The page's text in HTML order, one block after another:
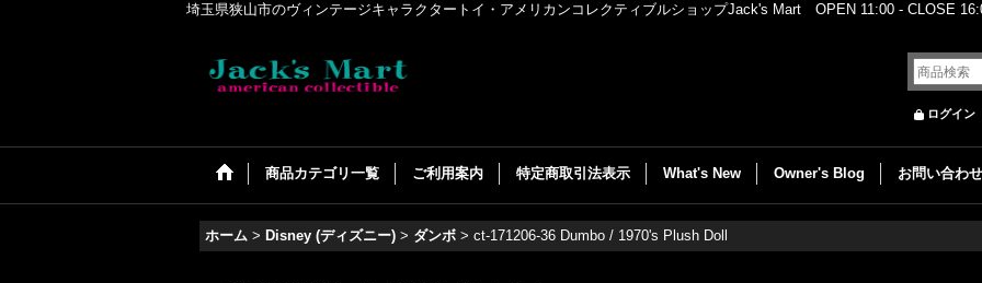
埼玉県狭山市のヴィンテージキャラクタートイ・アメリカンコレクティブルショップJack's Mart OPEN 11:00 - CLOSE
ログイン
商品カテゴリ一覧 ご利用案内 特定商取引法表示 What's New Owner's Blog お問い合わせ
ホーム > Disney (ディズニー) > ダンボ > ct-171206-36 Dumbo / 1970's Plush Doll